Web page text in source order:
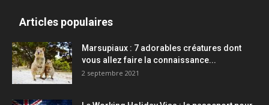
Articles populaires
Marsupiaux : 7 adorables créatures dont
vous allez faire la connaissance...
2 septembre 2021